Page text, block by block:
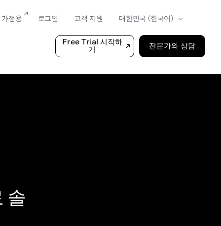
Free Trial 시작하
기
전문가와 상담
가정용 로그인 고객 지원
솔